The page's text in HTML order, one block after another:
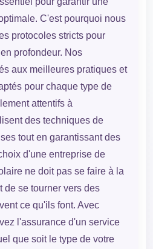
C'est pourquoi nous
protocoles stricts pour
profondeur. Nos
aux meilleures pratiques et
pour chaque type de
attentifs à
des techniques de
tout en garantissant des
d'une entreprise de
ne doit pas se faire à la
de se tourner vers des
ce qu'ils font. Avec
l'assurance d'un service
que soit le type de votre